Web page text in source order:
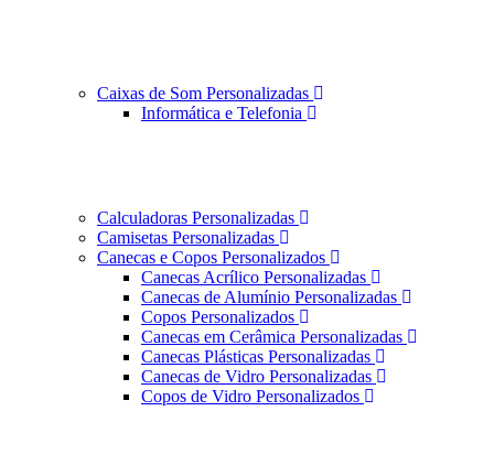
Caixas de Som Personalizadas
Informática e Telefonia
Calculadoras Personalizadas
Camisetas Personalizadas
Canecas e Copos Personalizados
Canecas Acrílico Personalizadas
Canecas de Alumínio Personalizadas
Copos Personalizados
Canecas em Cerâmica Personalizadas
Canecas Plásticas Personalizadas
Canecas de Vidro Personalizadas
Copos de Vidro Personalizados